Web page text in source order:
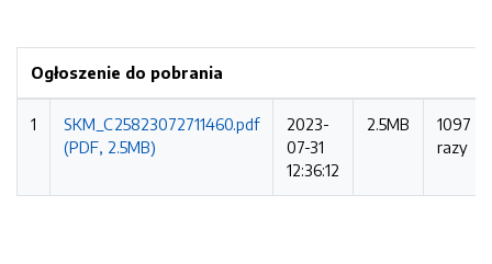
Ogłoszenie do pobrania
1
SKM_C25823072711460.pdf
(PDF, 2.5MB)
2023-
07-31
12:36:12
2.5MB
1097
razy